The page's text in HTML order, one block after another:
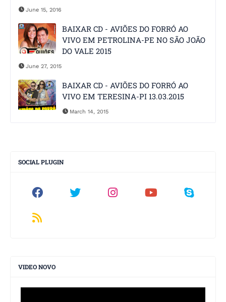
June 15, 2016
BAIXAR CD - AVIÕES DO FORRÓ AO
VIVO EM PETROLINA-PE NO SÃO JOÃO
DO VALE 2015
June 27, 2015
BAIXAR CD - AVIÕES DO FORRÓ AO
VIVO EM TERESINA-PI 13.03.2015
March 14, 2015
SOCIAL PLUGIN
VIDEO NOVO